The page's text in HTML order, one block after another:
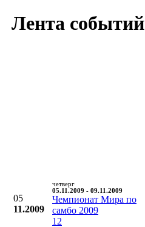
Лента событий
05
11.2009
четверг
05.11.2009 - 09.11.2009
Чемпионат Мира по
самбо 2009
12